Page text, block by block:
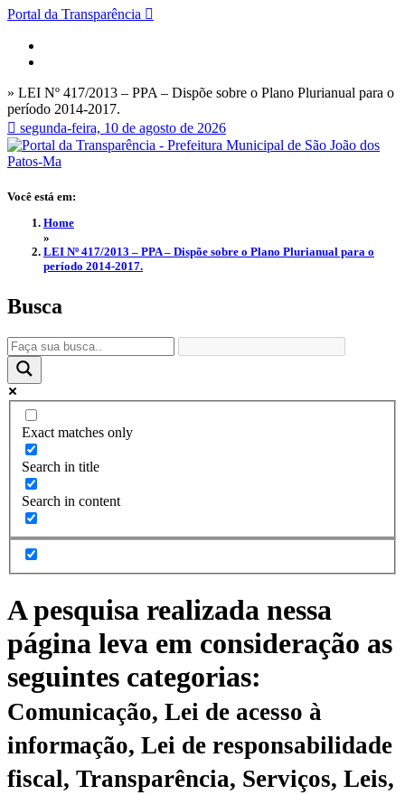
Portal da Transparência
» LEI Nº 417/2013 – PPA – Dispõe sobre o Plano Plurianual para o
período 2014-2017.
segunda-feira, 10 de agosto de 2026
Você está em:
Home
»
LEI Nº 417/2013 – PPA – Dispõe sobre o Plano Plurianual para o
período 2014-2017.
Busca
Exact matches only
Search in title
Search in content
A pesquisa realizada nessa
página leva em consideração as
seguintes categorias:
Comunicação, Lei de acesso à
informação, Lei de responsabilidade
fiscal, Transparência, Serviços, Leis,